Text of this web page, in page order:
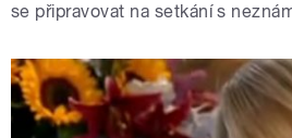
se připravovat na setkání s